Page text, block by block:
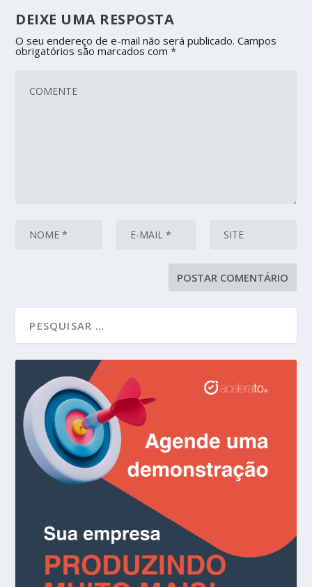
DEIXE UMA RESPOSTA
O seu endereço de e-mail não será publicado. Campos
obrigatórios são marcados com*